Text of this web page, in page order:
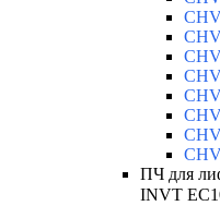
ПЧ для
INVT